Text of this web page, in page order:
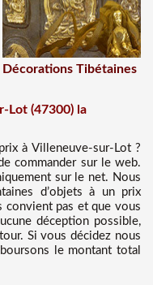
Décorations Tibétaines
Lot (47300) la
à Villeneuve-sur-Lot ?
commander sur le web.
sur le net. Nous
d’objets à un prix
convient pas et que vous
déception possible,
Si vous décidez nous
le montant total